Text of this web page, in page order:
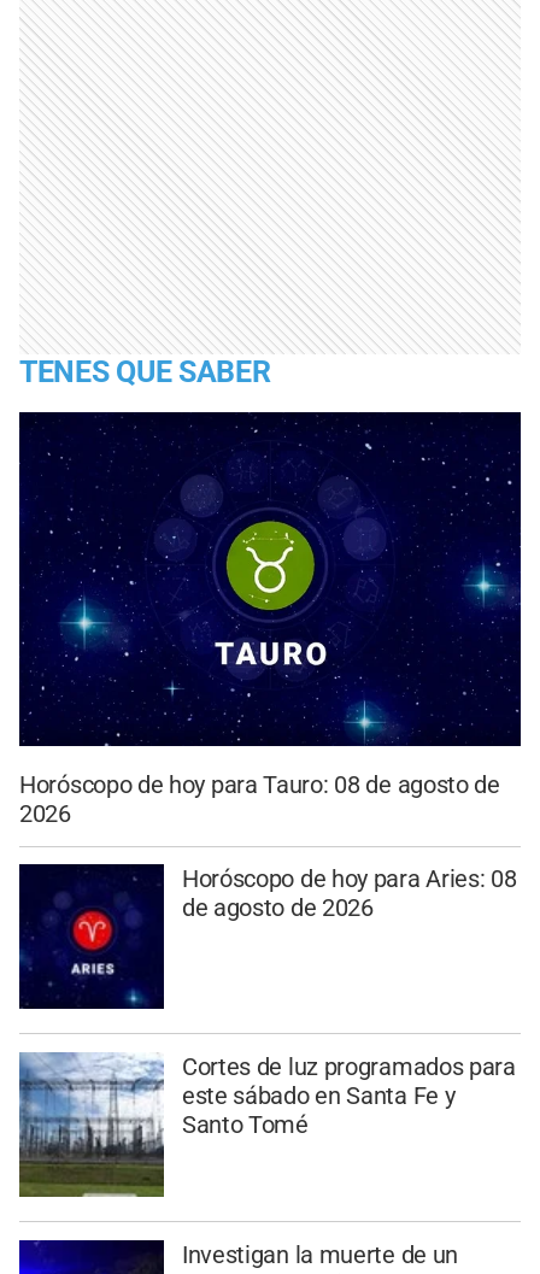
TENES QUE SABER
Horóscopo de hoy para Tauro: 08 de agosto de
2026
Horóscopo de hoy para Aries: 08
de agosto de 2026
Cortes de luz programados para
este sábado en Santa Fe y
Santo Tomé
Investigan la muerte de un